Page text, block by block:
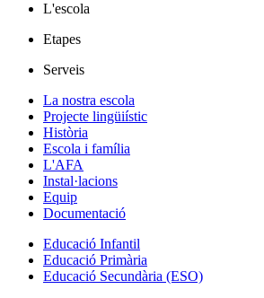
L'escola
Etapes
Serveis
La nostra escola
Projecte lingüiístic
Història
Escola i família
L'AFA
Instal·lacions
Equip
Documentació
Educació Infantil
Educació Primària
Educació Secundària (ESO)